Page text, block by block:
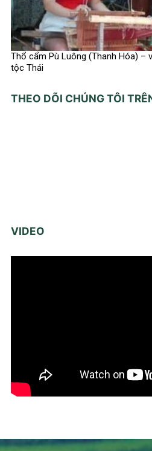
Thổ cẩm Pù Luông (Thanh Hóa) –
tộc Thái
THEO DÕI CHÚNG TÔI
VIDEO